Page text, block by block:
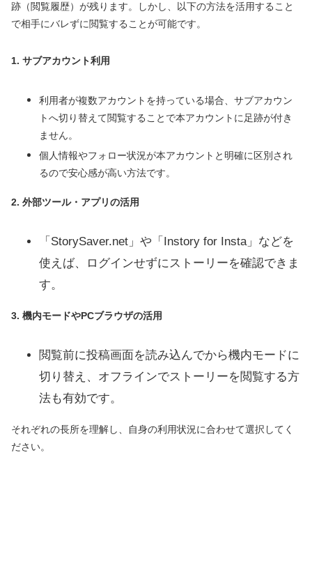
跡（閲覧履歴）が残ります。しかし、以下の方法を活用すること
で相手にバレずに閲覧することが可能です。
1. サブアカウント利用
利用者が複数アカウントを持っている場合、サブアカウン
トへ切り替えて閲覧することで本アカウントに足跡が付き
ません。
個人情報やフォロー状況が本アカウントと明確に区別され
るので安心感が高い方法です。
2. 外部ツール・アプリの活用
「StorySaver.net」や「Instory for Insta」などを
使えば、ログインせずにストーリーを確認できま
す。
3. 機内モードやPCブラウザの活用
閲覧前に投稿画面を読み込んでから機内モードに
切り替え、オフラインでストーリーを閲覧する方
法も有効です。
それぞれの長所を理解し、自身の利用状況に合わせて選択してく
ださい。